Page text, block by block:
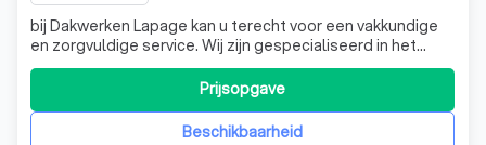
bij Dakwerken Lapage kan u terecht voor een vakkundige
en zorgvuldige service. Wij zijn gespecialiseerd in het
plaatsen van EPDM met rubber seal (100% wortel werend)
op platte daken, het plaatsen en herstellen van daken en
dakgoten, installeren van dakgebinte, het leggen of
vervangen van dakpannen eBeschikbaarheid
Prijsopgave